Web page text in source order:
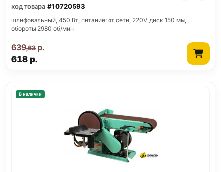
код товара #10720593
шлифовальный, 450 Вт, питание: от сети, 220V, диск 150 мм,
обороты 2980 об/мин
618р.
639,63р.
В наличии